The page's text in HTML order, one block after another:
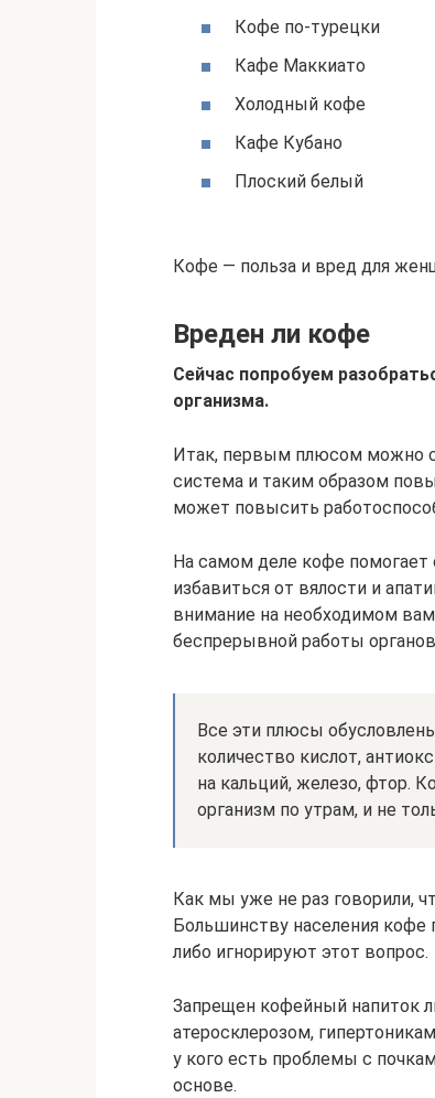
Кофе по-турецки
Кафе Маккиато
Холодный кофе
Кафе Кубано
Плоский белый
Кофе — польза и вред для
Вреден ли кофе
Сейчас попробуем
организма.
Итак, первым плюсом можно
система и таким образом
может повысить
На самом деле кофе помогает
избавиться от вялости и
внимание на необходимом
беспрерывной работы
Все эти плюсы
количество кислот,
на кальций, железо, фтор.
организм по утрам, и не
Как мы уже не раз говорили,
Большинству населения кофе
либо игнорируют этот вопрос.
Запрещен кофейный напиток
атеросклерозом,
у кого есть проблемы с
основе.